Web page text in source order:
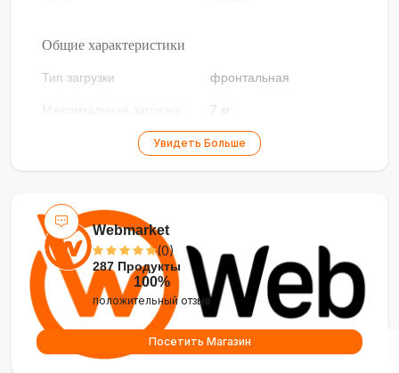
Общие характеристики
Тип загрузки фронтальная
7 кг
отдельно стоящая
Тип управления
Дисплей есть
Инверторный двигатель есть
Функция дозагрузки
через основной люк
Увидеть Больше
Webmarket
(0)
287 Продукты
100%
положительный отзыв
Посетить Магазин